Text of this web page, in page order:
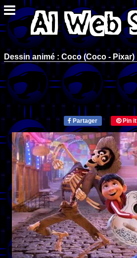
Dessin animé : Coco (Coco - Pixar)
Partager Pin it